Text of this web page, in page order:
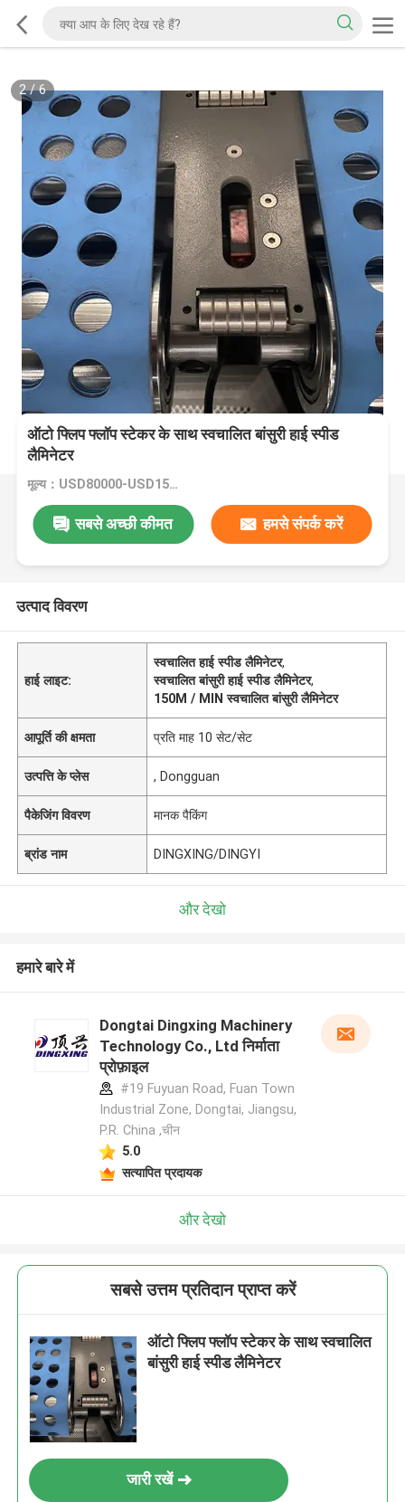
2/6
ऑटो फ्लिप फ्लॉप स्टेकर के साथ स्वचालित बांसुरी हाई स्पीड
लैमिनेटर
मूल्य：USD80000-USD150000
सबसे अच्छी कीमत हमसे संपर्क करें
उत्पाद विवरण
हाई लाइट:
स्वचालित हाई स्पीड लैमिनेटर,
स्वचालित बांसुरी हाई स्पीड लैमिनेटर,
150M / MIN स्वचालित बांसुरी लैमिनेटर
आपूर्ति की क्षमता प्रति माह 10 सेट/सेट
उत्पत्ति के प्लेस , Dongguan
पैकेजिंग विवरण मानक पैकिंग
ब्रांड नाम DINGXING/DINGYI
और देखो
हमारे बारे में
Dongtai Dingxing Machinery
Technology Co., Ltd निर्माता
प्रोफ़ाइल
#19 Fuyuan Road, Fuan Town
Industrial Zone, Dongtai, Jiangsu,
P.R. China ,चीन
5.0
सत्यापित प्रदायक
और देखो
सबसे उत्तम प्रतिदान प्राप्त करें
ऑटो फ्लिप फ्लॉप स्टेकर के साथ स्वचालित
बांसुरी हाई स्पीड लैमिनेटर
जारी रखें